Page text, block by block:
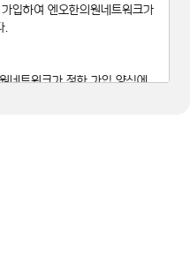
입하여 엔오한의원네트워크가
.
네트워크가 정한 가입 양식에
회원으로 가입할 것을 신청한
한 자를 회원으로 등록합니다.
의하여 이전에 회원자격을
항에 의한 회원자격 상실 후
크의 회원 재가입 승낙을 얻은
는 경우